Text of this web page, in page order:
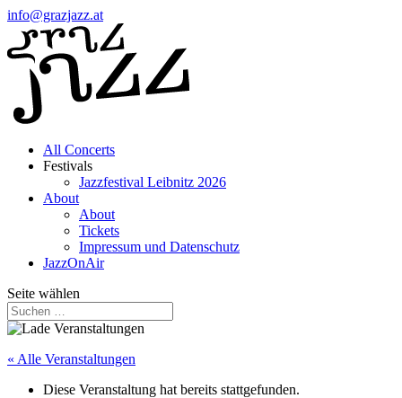
info@grazjazz.at
All Concerts
Festivals
Jazzfestival Leibnitz 2026
About
About
Tickets
Impressum und Datenschutz
JazzOnAir
Seite wählen
« Alle Veranstaltungen
Diese Veranstaltung hat bereits stattgefunden.